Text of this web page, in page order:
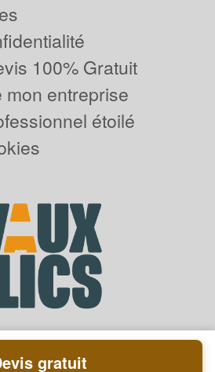
100% Gratuit
entreprise
étoilé
gratuit